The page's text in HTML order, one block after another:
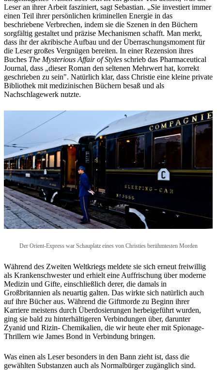
Leser an ihrer Arbeit fasziniert, sagt Sebastian. „Sie investiert immer
einen Teil ihrer persönlichen kriminellen Energie in das
beschriebene Verbrechen, indem sie die Szenen in den Büchern
sorgfältig gestaltet und präzise Mechanismen schafft. Man merkt,
dass ihr der akribische Aufbau und der Überraschungsmoment für
die Leser großes Vergnügen bereiten. In einer Rezension ihres
Buches The Mysterious Affair of Styles schrieb das Pharmaceutical
Journal, dass „dieser Roman den seltenen Mehrwert hat, korrekt
geschrieben zu sein". Natürlich klar, dass Christie eine kleine private
Bibliothek mit medizinischen Büchern besaß und als
Nachschlagewerk nutzte.
Der Orient-Express war Schauplatz eines von Christies berühmtesten Morden
Während des Zweiten Weltkriegs meldete sie sich erneut freiwillig
als Krankenschwester und erhielt eine Auffrischung über moderne
Medizin und Gifte, einschließlich derer, die damals in
Großbritannien als neuartig galten. Das wirkte sich natürlich auch
auf ihre Bücher aus. Während die Giftmorde zu Beginn ihrer
Karriere meistens durch Überdosierungen herbeigeführt wurden,
ging sie bald zu hinterhältigeren Verbindungen über, darunter
Zyanid und Rizin- Chemikalien, die wir heute eher mit Spionage-
Thrillern wie James Bond in Verbindung bringen.
Was einen als Leser besonders in den Bann zieht ist, dass die
gewählten Substanzen auch als Normalbürger zugänglich sind.